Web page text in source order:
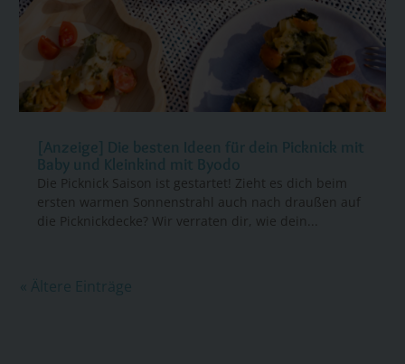
[Anzeige] Die besten Ideen für dein Picknick mit
Baby und Kleinkind mit Byodo
Die Picknick Saison ist gestartet! Zieht es dich beim
ersten warmen Sonnenstrahl auch nach draußen auf
die Picknickdecke? Wir verraten dir, wie dein...
« Ältere Einträge